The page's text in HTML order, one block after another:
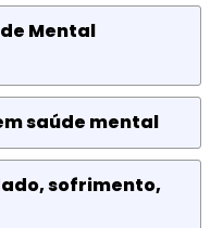
Mental
saúde mental
sofrimento,